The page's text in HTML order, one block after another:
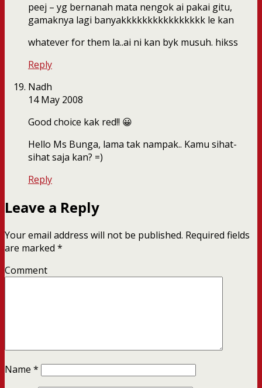
peej – yg bernanah mata nengok ai pakai gitu,
gamaknya lagi banyakkkkkkkkkkkkkkkk le kan
whatever for them la..ai ni kan byk musuh. hikss
Reply
Nadh
14 May 2008
Good choice kak red!! 😀
Hello Ms Bunga, lama tak nampak.. Kamu sihat-
sihat saja kan? =)
Reply
Leave a Reply
Your email address will not be published. Required fields
are marked *
Comment
Name *